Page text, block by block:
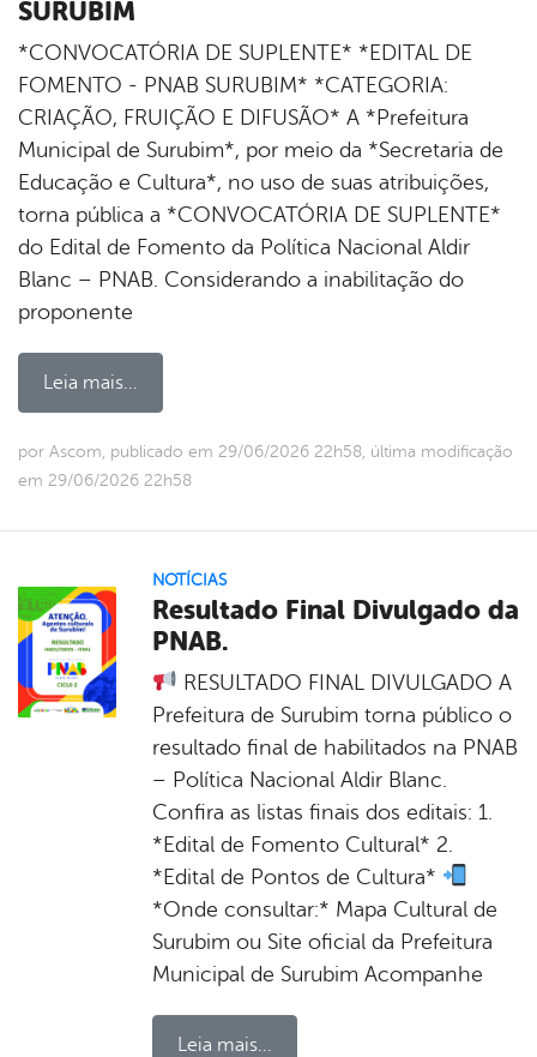
SURUBIM
*CONVOCATÓRIA DE SUPLENTE* *EDITAL DE
FOMENTO - PNAB SURUBIM* *CATEGORIA:
CRIAÇÃO, FRUIÇÃO E DIFUSÃO* A *Prefeitura
Municipal de Surubim*, por meio da *Secretaria de
Educação e Cultura*, no uso de suas atribuições,
torna pública a *CONVOCATÓRIA DE SUPLENTE*
do Edital de Fomento da Política Nacional Aldir
Blanc – PNAB. Considerando a inabilitação do
proponente
Leia mais...
por Ascom, publicado em 29/06/2026 22h58, última modificação
em 29/06/2026 22h58
NOTÍCIAS
Resultado Final Divulgado da
PNAB.
RESULTADO FINAL DIVULGADO A
Prefeitura de Surubim torna público o
resultado final de habilitados na PNAB
– Política Nacional Aldir Blanc.
Confira as listas finais dos editais: 1.
*Edital de Fomento Cultural* 2.
*Edital de Pontos de Cultura*
*Onde consultar:* Mapa Cultural de
Surubim ou Site oficial da Prefeitura
Municipal de Surubim Acompanhe
Leia mais...